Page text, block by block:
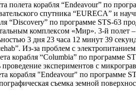
полета корабля “Endeavour” по
спутника “EURECA” и
“Discovery” по программе STS-63
комплексом «Мир». 3-й полет
3 дня 23 часа 12 минут 39
Из-за проблем с
корабля “Columbia” по программе
экспериментов с
корабля "Endeavour" по программе
съемка земной